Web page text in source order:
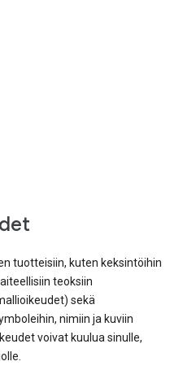
tuotteisiin, kuten keksintöihin
teoksiin
sekä
nimiin ja kuviin
voivat kuulua sinulle,